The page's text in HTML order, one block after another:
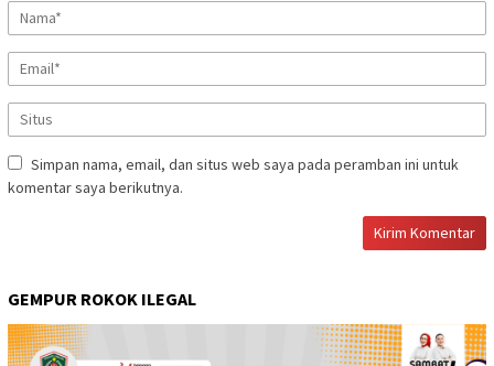
Simpan nama, email, dan situs web saya pada peramban ini untuk
komentar saya berikutnya.
GEMPUR ROKOK ILEGAL